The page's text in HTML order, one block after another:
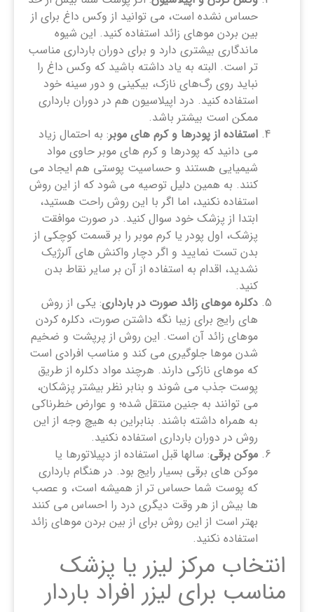
حساس نشده است، می توانید از وکس داغ برای از
بین بردن موهای زائد استفاده کنید. این شیوه
ماندگاری بیشتری دارد و برای دوران بارداری مناسب
تر است. البته به یاد داشته باشید که وکس داغ را
نباید روی رگ‌های نازک، بیکینی و دور سینه خود
استفاده کنید. درد اپیلاسیون هم در دوران بارداری
ممکن است بیشتر باشد.
استفاده از پودرها و کرم های موبر: به احتمال زیاد
می دانید که پودرها و کرم های موبر حاوی مواد
شیمیایی هستند و حساسیت پوستی هم ایجاد می
کنند. به همین دلیل توصیه می شود که از این روش
استفاده نکنید، اما اگر با این روش راحت هستید،
ابتدا از پزشک خود سوال کنید. در صورت موافقت
پزشک، اول پودر یا کرم موبر را بر قسمت کوچکی از
بدن تست نمایید و اگر دچار واکنش های آلرژیک
نشدید، اقدام به استفاده از آن بر سایر نقاط بدن
کنید.
دکلره موهای زائد صورت در بارداری: یکی از روش
های رایج برای زیبا نگه داشتن صورت، دکلره کردن
موهای زائد آن است. این روش از پرپشت و ضخیم
شدن موها جلوگیری می کند و مناسب افرادی است
که موهای نازکی دارند. هرچند مواد دکلره از طریق
پوست جذب می شوند و بنابر نظر بیشتر پزشکان،
می توانند به جنین منتقل شده؛ و عوارض خطرناکی
به همراه داشته باشند. بنابراین به هیچ وجه از این
روش در دوران بارداری استفاده نکنید.
موکن برقی: سالها قبل استفاده از دپیلاتورها یا
موکن های برقی بسیار رایج بود. در هنگام بارداری
که پوست شما حساس تر از همیشه است، و عصب
ها بیش از هر وقت دیگری درد را احساس می کنند
بهتر است از این روش برای از بین بردن موهای زائد
استفاده نکنید.
انتخاب مرکز لیزر یا پزشک
مناسب برای لیزر افراد باردار